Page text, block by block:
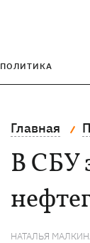
ПОЛИТИКА
Главная
В СБУ
НАТАЛЬЯ